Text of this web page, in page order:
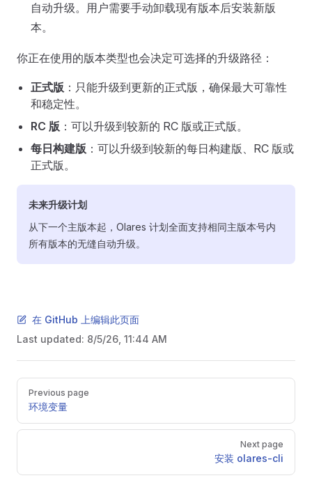
自动升级。用户需要手动卸载现有版本后安装新版
本。
你正在使用的版本类型也会决定可选择的升级路径：
正式版 ：只能升级到更新的正式版，确保最大可靠性
和稳定性。
RC 版 ：可以升级到较新的 RC 版或正式版。
每日构建版 ：可以升级到较新的每日构建版、RC 版或
正式版。
未来升级计划
从下一个主版本起，Olares 计划全面支持相同主版本号内
所有版本的无缝自动升级。
在 GitHub 上编辑此页面
Last updated: 8/5/26, 11:44 AM
Pager
Previous page
环境变量
Next page
安装 olares-cli